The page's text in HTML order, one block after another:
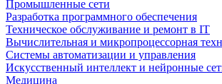
Промышленные сети
Разработка программного обеспечения
Техническое обслуживание и ремонт в IT
Вычислительная и микропроцессорная
Системы автоматизации и управления
Искусственный интеллект и нейронные
Медицина